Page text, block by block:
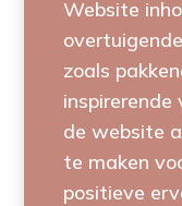
Website
zoals
inspirerende
de website
te maken
positieve